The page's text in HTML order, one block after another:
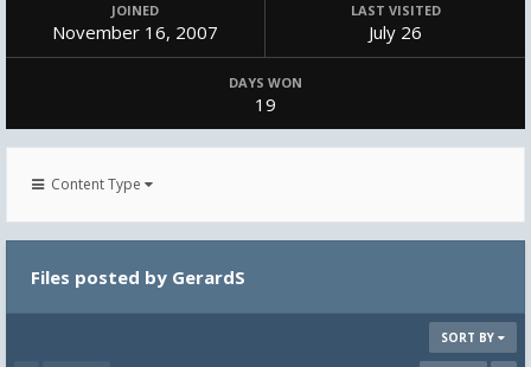
JOINED
November 16, 2007
LAST VISITED
July 26
DAYS WON
19
Content Type
Files posted by GerardS
SORT BY